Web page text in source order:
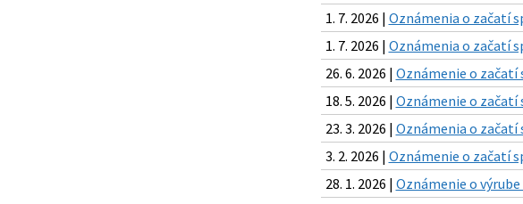
1. 7. 2026 | Oznámenia o začatí
1. 7. 2026 | Oznámenia o začatí
26. 6. 2026 | Oznámenie o začatí
18. 5. 2026 | Oznámenie o začatí
23. 3. 2026 | Oznámenia o začatí
3. 2. 2026 | Oznámenie o začatí
28. 1. 2026 | Oznámenie o